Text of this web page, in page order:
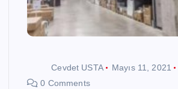
Cevdet USTA
Mayıs 11, 2021
0 Comments